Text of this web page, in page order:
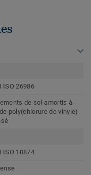
ISO 26986
de sol amortis à
poly(chlorure de vinyle)
ISO 10874